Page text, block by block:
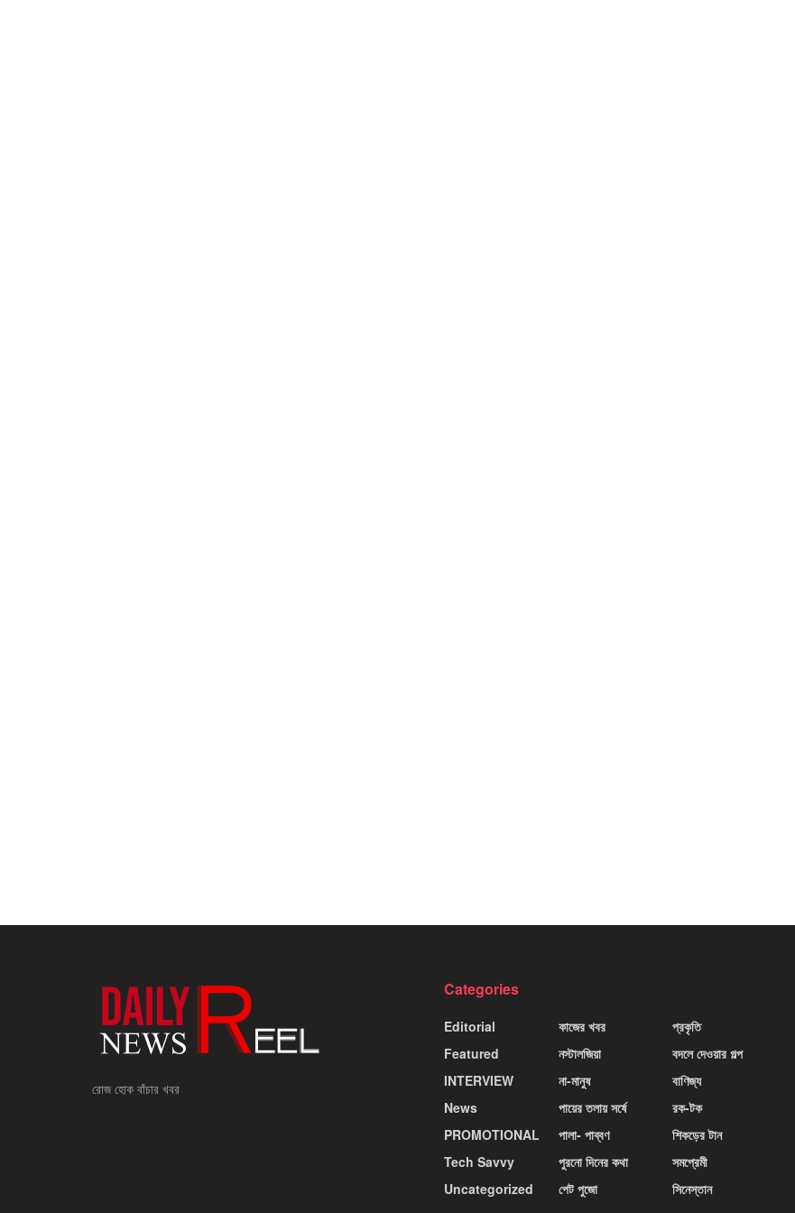
রোজ হোক বাঁচার খবর
Categories
Editorial
Featured
INTERVIEW
News
PROMOTIONAL
Tech Savvy
Uncategorized
কাজের খবর
নস্টালজিয়া
না-মানুষ
পায়ের তলায় সর্ষে
পালা- পাব্বণ
পুরনো দিনের কথা
পেট পুজো
প্রকৃতি
বদলে দেওয়ার গল্প
বাণিজ্য
রক-টক
শিকড়ের টান
সমপ্রেমী
সিনেস্তান